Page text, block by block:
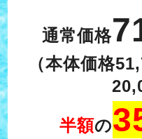
通常価格
（本体価格
半額の